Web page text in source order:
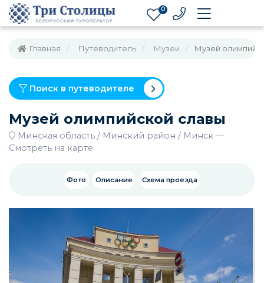
0
Главная Путеводитель Музеи Музей
Поиск в путеводителе
Музей олимпийской славы
Минская область Минский район Минск —
Смотреть на карте
Фото Описание Схема проезда